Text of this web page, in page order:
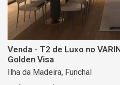
Venda - T2 de Luxo no VARINO 08 - Elegível para
Golden Visa
Ilha da Madeira, Funchal